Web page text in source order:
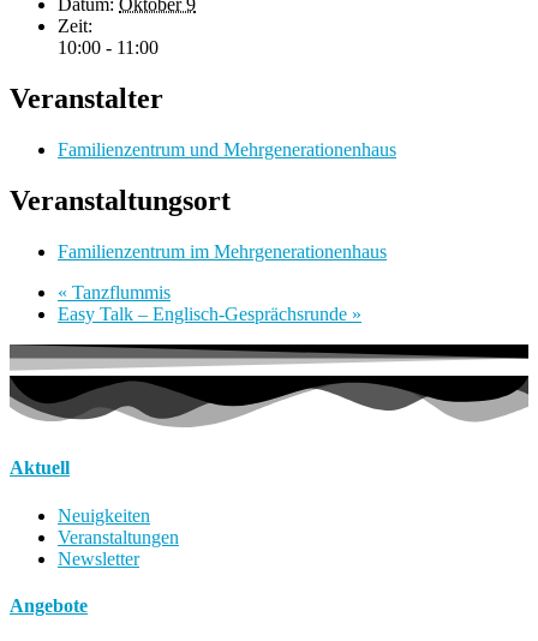
Datum: Oktober 9
Zeit:
10:00 - 11:00
Veranstalter
Familienzentrum und Mehrgenerationenhaus
Veranstaltungsort
Familienzentrum im Mehrgenerationenhaus
« Tanzflummis
Easy Talk – Englisch-Gesprächsrunde »
Aktuell
Neuigkeiten
Veranstaltungen
Newsletter
Angebote